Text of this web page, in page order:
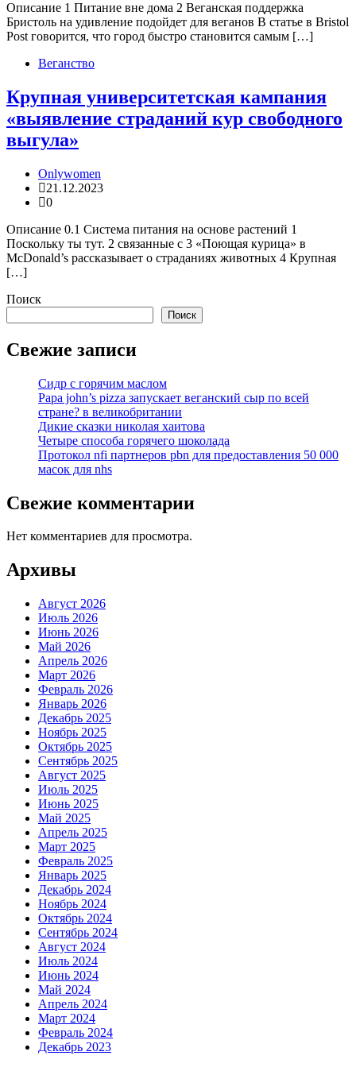
Описание 1 Питание вне дома 2 Веганская поддержка
Бристоль на удивление подойдет для веганов В статье в Bristol
Post говорится, что город быстро становится самым […]
Веганство
Крупная университетская кампания
«выявление страданий кур свободного
выгула»
Onlywomen
21.12.2023
0
Описание 0.1 Система питания на основе растений 1
Поскольку ты тут. 2 связанные с 3 «Поющая курица» в
McDonald’s рассказывает о страданиях животных 4 Крупная
[…]
Поиск
Поиск
Свежие записи
Сидр с горячим маслом
Papa john’s pizza запускает веганский сыр по всей
стране? в великобритании
Дикие сказки николая хаитова
Четыре способа горячего шоколада
Протокол nfi партнеров pbn для предоставления 50 000
масок для nhs
Свежие комментарии
Нет комментариев для просмотра.
Архивы
Август 2026
Июль 2026
Июнь 2026
Май 2026
Апрель 2026
Март 2026
Февраль 2026
Январь 2026
Декабрь 2025
Ноябрь 2025
Октябрь 2025
Сентябрь 2025
Август 2025
Июль 2025
Июнь 2025
Май 2025
Апрель 2025
Март 2025
Февраль 2025
Январь 2025
Декабрь 2024
Ноябрь 2024
Октябрь 2024
Сентябрь 2024
Август 2024
Июль 2024
Июнь 2024
Май 2024
Апрель 2024
Март 2024
Февраль 2024
Декабрь 2023